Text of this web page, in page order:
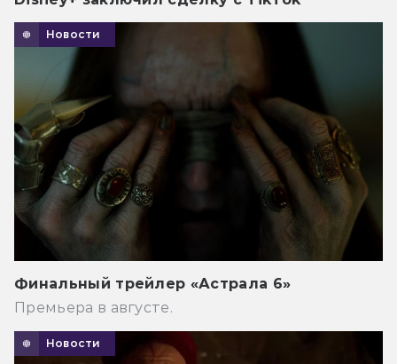
Новости
Финальный трейлер «Астрала 6»
Премьера в августе.
Новости